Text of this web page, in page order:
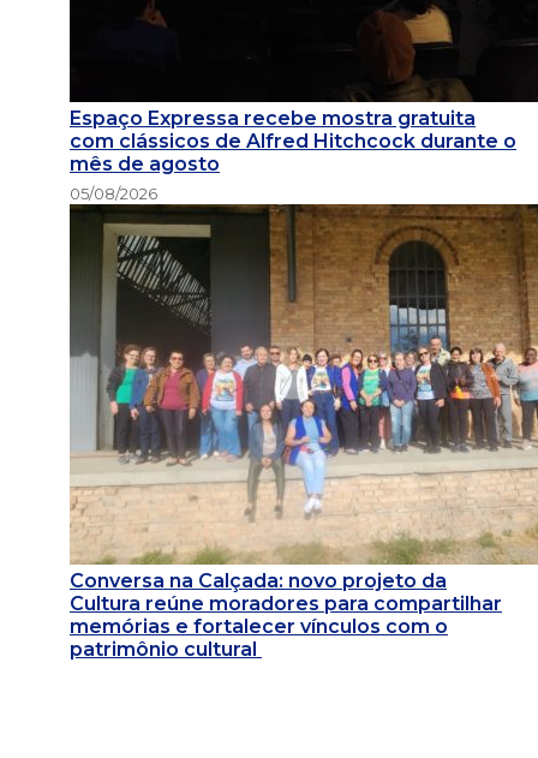
Espaço Expressa recebe mostra gratuita
com clássicos de Alfred Hitchcock durante o
mês de agosto
05/08/2026
Conversa na Calçada: novo projeto da
Cultura reúne moradores para compartilhar
memórias e fortalecer vínculos com o
patrimônio cultural